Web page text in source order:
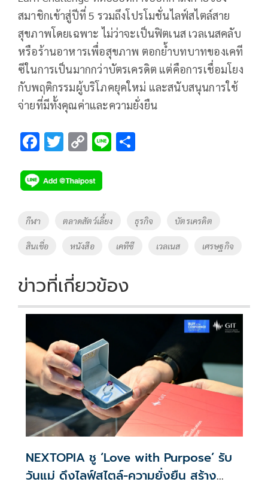
สมาชิกเข้าสู่ปีที่ 5 รวมถึงโปรโมชั่นไลฟ์สไตล์สาย
สุขภาพโดยเฉพาะ ไม่ว่าจะเป็นฟิตเนส เวลเนสคลับ
หรือร้านอาหารเพื่อสุขภาพ ตอกย้ำบทบาทของเคที
ซีในการเป็นมากกว่าบัตรเครดิต แต่คือการเชื่อมโยง
กับพฤติกรรมผู้บริโภคยุคใหม่ และสนับสนุนการใช้
จ่ายที่มีทั้งคุณค่าและความยั่งยืน
F
e
b
o
o
k
T
tt
er
C
p
y
Li
n
k
Li
Tags
กีฬา ตลาดสัตว์เลี้ยง ธุรกิจ บัตรเครดิต
สินเชื่อ หนังสือ เคทีซี เวลเนส เศรษฐกิจ
ข่าวที่เกี่ยวข้อง
NEXTOPIA ชู ‘Love with Purpose’ รับ
วันแม่ ดึงไลฟ์สไตล์-ความยั่งยืน สร้าง